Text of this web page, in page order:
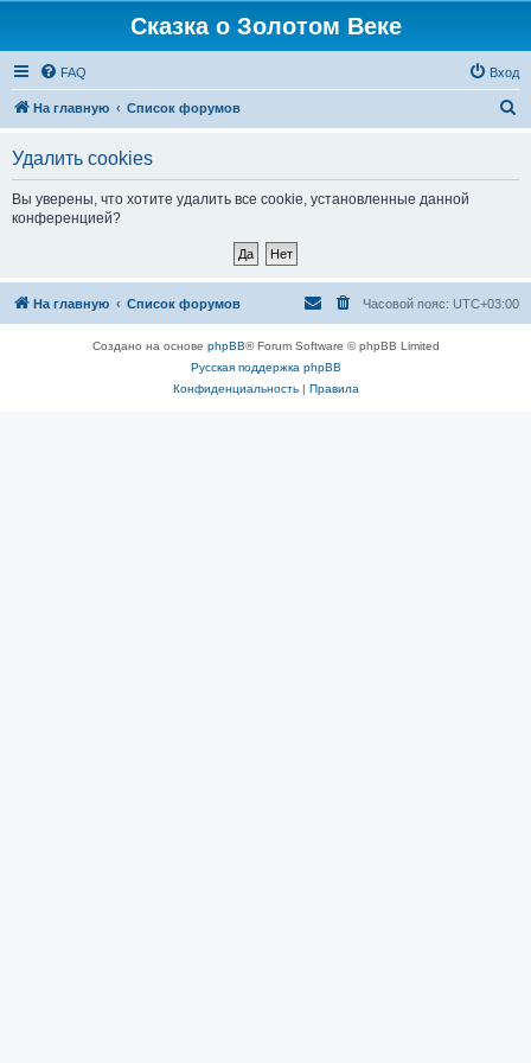
Сказка о Золотом Веке
FAQ Вход
На главную Список форумов
Удалить cookies
Вы уверены, что хотите удалить все cookie, установленные данной
конференцией?
На главную Список форумов Часовой пояс: UTC+03:00
Создано на основе phpBB® Forum Software © phpBB Limited
Русская поддержка phpBB
Конфиденциальность| Правила